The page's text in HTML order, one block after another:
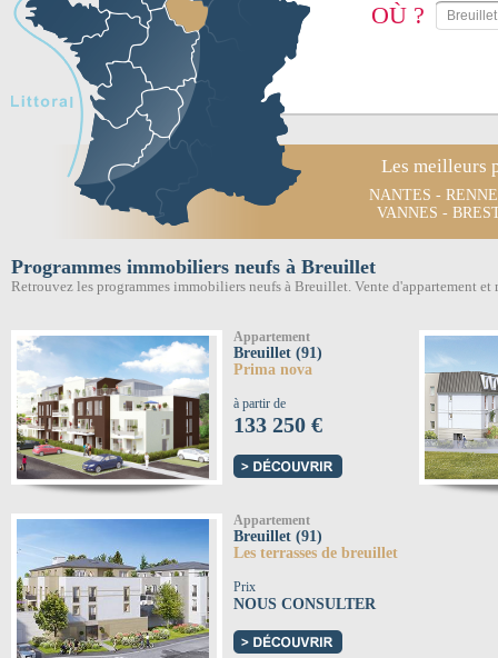
OÙ ?
Les meilleurs
NANTES -
VANNES -
Programmes immobiliers neufs à Breuillet
Retrouvez les programmes immobiliers neufs à Breuillet. Vente d'appartement
Appartement
Breuillet (91)
Prima nova
à partir de
133 250 €
Appartement
Breuillet (91)
Les terrasses de breuillet
Prix
NOUS CONSULTER